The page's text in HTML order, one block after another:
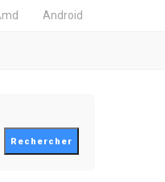
Android
Rechercher